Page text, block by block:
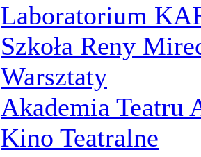
Laboratorium
Szkoła Reny
Warsztaty
Akademia Teatru
Kino Teatralne